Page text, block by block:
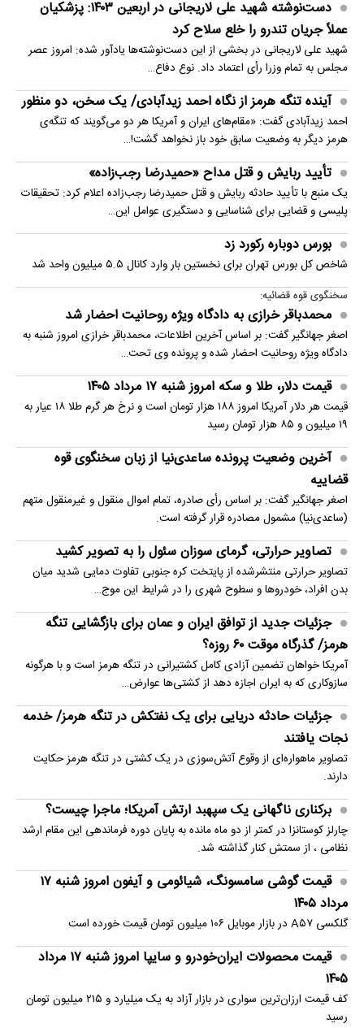
دست‌نوشته شهید علی لاریجانی در اربعین ۱۴۰۳: پزشکیان
عملاً جریان تندرو را خلع سلاح کرد
شهید علی لاریجانی در بخشی از این دست‌نوشته‌ها یادآور شده: امروز عصر
مجلس به تمام وزرا رأی اعتماد داد. نوع دفاع…
آینده تنگه هرمز از نگاه احمد زیدآبادی/ یک سخن، دو منظور
احمد زیدآبادی گفت: «مقام‌های ایران و آمریکا هر دو می‌گویند که تنگه‌ی
هرمز دیگر به وضعیت سابق خود باز نخواهد گشت!…
تأیید ربایش و قتل مداح «حمیدرضا رجب‌زاده»
یک منبع با تأیید حادثه ربایش و قتل حمیدرضا رجب‌زاده اعلام کرد: تحقیقات
پلیسی و قضایی برای شناسایی و دستگیری عوامل این…
بورس دوباره رکورد زد
شاخص کل بورس تهران برای نخستین ‌بار وارد کانال ۵.۵ میلیون واحد شد
سخنگوی قوه قضائیه:
محمدباقر خرازی به دادگاه ویژه روحانیت احضار شد
اصغر جهانگیر گفت: بر اساس آخرین اطلاعات، محمدباقر خرازی امروز شنبه به
دادگاه ویژه روحانیت احضار شده و پرونده وی تحت…
قیمت دلار، طلا و سکه امروز شنبه ۱۷ مرداد ۱۴۰۵
قیمت هر دلار آمریکا امروز ۱۸۸ هزار تومان است و نرخ هر گرم طلا ۱۸ عیار به
۱۹ میلیون و ۸۵ هزار تومان رسید
آخرین وضعیت پرونده ساعدی‌نیا از زبان سخنگوی قوه
قضاییه
اصغر جهانگیر گفت: بر اساس رأی صادره، تمام اموال منقول و غیرمنقول متهم
(ساعدی‌نیا) مشمول مصادره قرار گرفته است.
تصاویر حرارتی، گرمای سوزان سئول را به تصویر کشید
تصاویر حرارتی منتشرشده از پایتخت کره جنوبی تفاوت دمایی شدید میان
بدن افراد، خودروها و سطوح شهری را در شرایط این موج…
جزئیات جدید از توافق ایران و عمان برای بازگشایی تنگه
هرمز/ گذرگاه موقت ۶۰ روزه؟
آمریکا خواهان تضمین آزادی کامل کشتیرانی در تنگه هرمز است و با هرگونه
سازوکاری که به ایران اجازه دهد از کشتی‌ها عوارض…
جزئیات حادثه دریایی برای یک نفتکش در تنگه هرمز/ خدمه
نجات یافتند
تصاویر ماهو‌اره‌ای از وقوع آتش‌سوزی در یک کشتی در تنگه هرمز حکایت
دارند.
برکناری ناگهانی یک سپهبد ارتش آمریکا؛ ماجرا چیست؟
چارلز کوستانزا در کمتر از دو ماه مانده به پایان دوره فرماندهی این مقام ارشد
نظامی ، از سمتش کنار گذاشته شد.
قیمت گوشی سامسونگ، شیائومی و آیفون امروز شنبه ۱۷
مرداد ۱۴۰۵
گلکسی A۵۷ در بازار موبایل ۱۰۶ میلیون تومان قیمت خورده است
قیمت محصولات ایران‌خودرو و سایپا امروز شنبه ۱۷ مرداد
۱۴۰۵
کف قیمت ارزان‌ترین سواری در بازار آزاد به یک میلیارد و ۲۱۵ میلیون تومان
رسید